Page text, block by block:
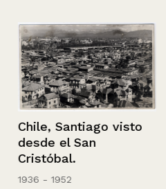
Chile, Santiago visto
desde el San
Cristóbal.
1936 - 1952